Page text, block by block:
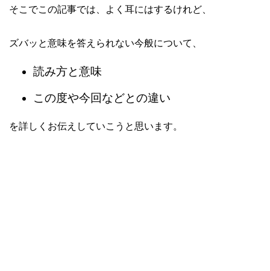
そこでこの記事では、よく耳にはするけれど、
ズバッと意味を答えられない今般について、
読み方と意味
この度や今回などとの違い
を詳しくお伝えしていこうと思います。